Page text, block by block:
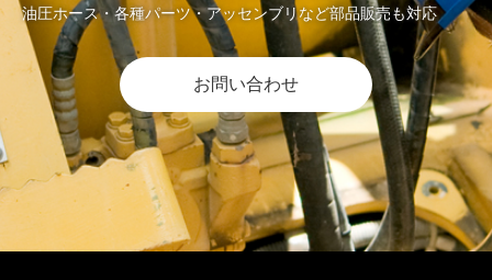
油圧ホース・各種パーツ・アッセンブリなど部品販売も対応
お問い合わせ